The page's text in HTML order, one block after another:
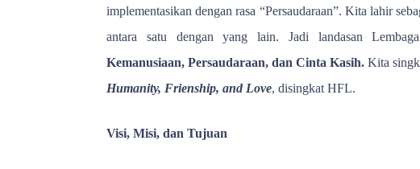
implementasikan dengan rasa “Persaudaraan”. Kita lahir
antara satu dengan yang lain. Jadi landasan
Kemanusiaan, Persaudaraan, dan Cinta Kasih. Kita
Humanity, Frienship, and Love, disingkat HFL.
Visi, Misi, dan Tujuan